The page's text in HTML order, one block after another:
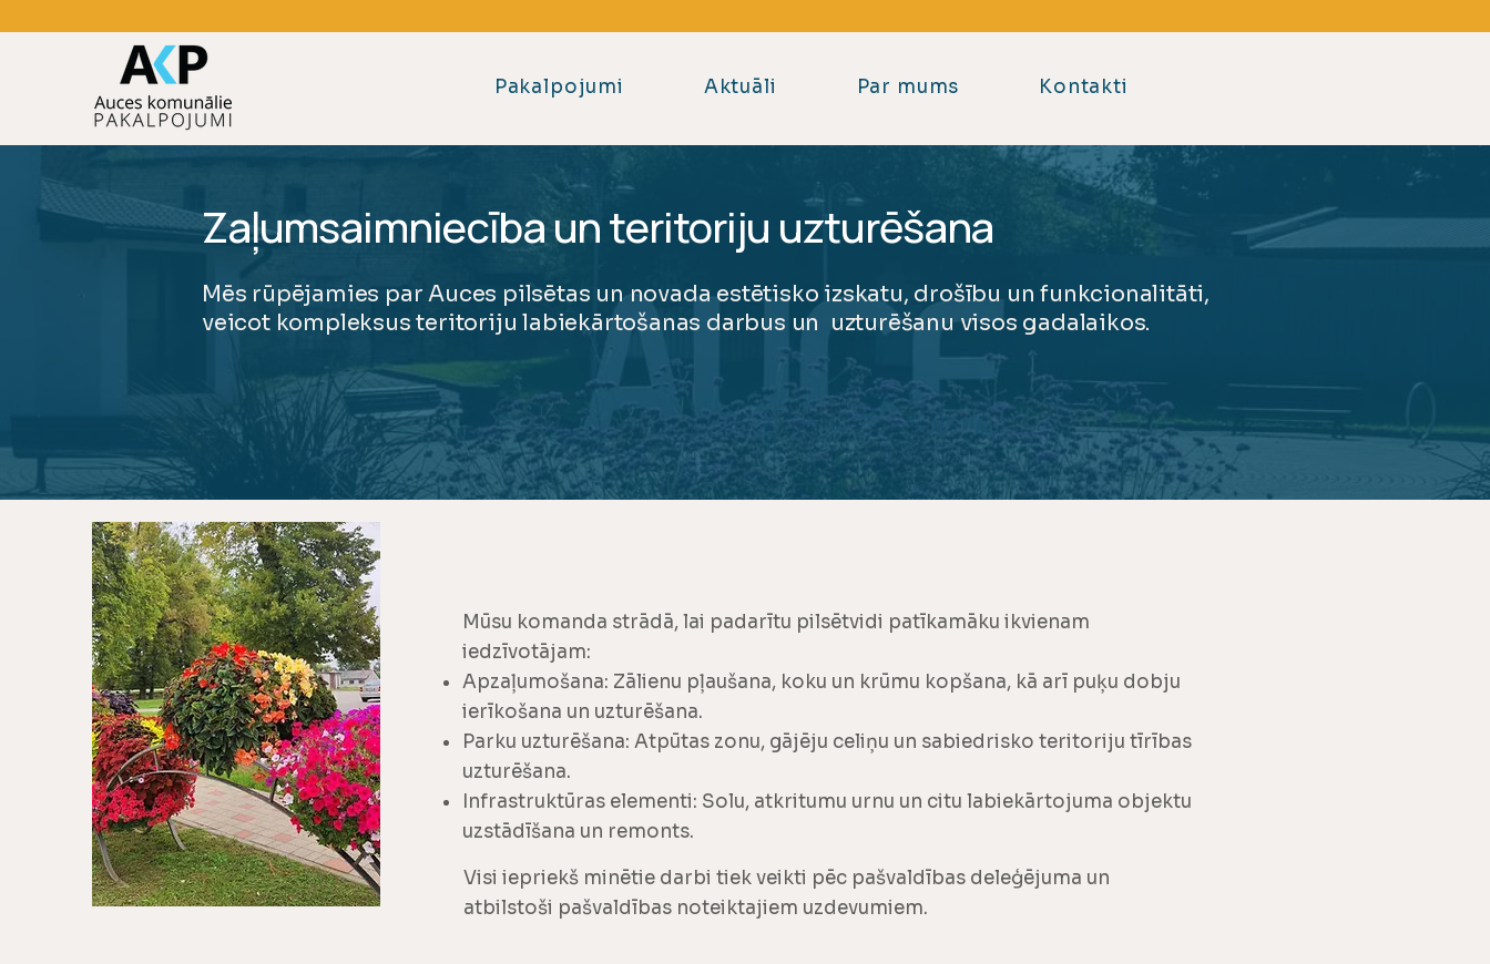
Pakalpojumi Aktuāli Par mums Kontakti
Zaļumsaimniecība un teritoriju uzturēšana
Mēs rūpējamies par Auces pilsētas un novada estētisko izskatu, drošību un funkcionalitāti,
veicot kompleksus teritoriju labiekārtošanas darbus un uzturēšanu visos gadalaikos.
Mūsu komanda strādā, lai padarītu pilsētvidi patīkamāku ikvienam
iedzīvotājam:
Apzaļumošana: Zālienu pļaušana, koku un krūmu kopšana, kā arī puķu dobju
ierīkošana un uzturēšana.
Parku uzturēšana: Atpūtas zonu, gājēju celiņu un sabiedrisko teritoriju tīrības
uzturēšana.
Infrastruktūras elementi: Solu, atkritumu urnu un citu labiekārtojuma objektu
uzstādīšana un remonts.
Visi iepriekš minētie darbi tiek veikti pēc pašvaldības deleģējuma un
atbilstoši pašvaldības noteiktajiem uzdevumiem.